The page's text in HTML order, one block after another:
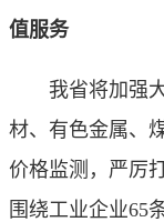
值服务
我省将加强大
材、有色金属、
价格监测，严厉
围绕工业企业65